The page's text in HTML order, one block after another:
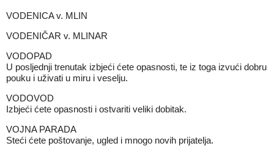
VODENICA v. MLIN
VODENIČAR v. MLINAR
VODOPAD
U posljednji trenutak izbjeći ćete opasnosti, te iz toga izvući dobru
pouku i uživati u miru i veselju.
VODOVOD
Izbjeći ćete opasnosti i ostvariti veliki dobitak.
VOJNA PARADA
Steći ćete poštovanje, ugled i mnogo novih prijatelja.